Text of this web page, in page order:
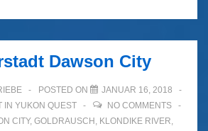
Dawson City
POSTED ON
JANUAR 16, 2018
IN YUKON QUEST
NO COMMENTS
CITY, GOLDRAUSCH , KLONDIKE RIVER,